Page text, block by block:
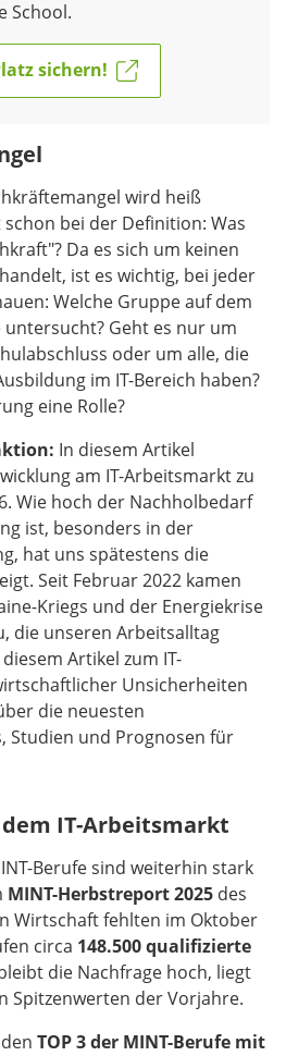
School.
sichern!
wird heiß
bei der Definition: Was
Da es sich um keinen
ist es wichtig, bei jeder
Welche Gruppe auf dem
Geht es nur um
oder um alle, die
im IT-Bereich haben?
eine Rolle?
In diesem Artikel
am IT-Arbeitsmarkt zu
Wie hoch der Nachholbedarf
ist, besonders in der
hat uns spätestens die
Seit Februar 2022 kamen
Kriegs und der Energiekrise
die unseren Arbeitsalltag
Artikel zum IT-
Unsicherheiten
die neuesten
Studien und Prognosen für
IT-Arbeitsmarkt
Berufe sind weiterhin stark
MINT-Herbstreport 2025 des
Wirtschaft fehlten im Oktober
circa 148.500 qualifizierte
die Nachfrage hoch, liegt
Spitzenwerten der Vorjahre.
TOP 3 der MINT-Berufe mit